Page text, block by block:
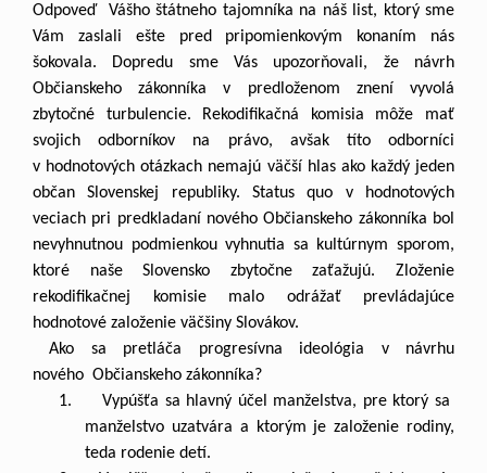
Odpoveď Vášho štátneho tajomníka na náš list, ktorý sme
Vám zaslali ešte pred pripomienkovým konaním nás
šokovala. Dopredu sme Vás upozorňovali, že návrh
Občianskeho zákonníka v predloženom znení vyvolá
zbytočné turbulencie. Rekodifikačná komisia môže mať
svojich odborníkov na právo, avšak títo odborníci
v hodnotových otázkach nemajú väčší hlas ako každý jeden
občan Slovenskej republiky. Status quo v hodnotových
veciach pri predkladaní nového Občianskeho zákonníka bol
nevyhnutnou podmienkou vyhnutia sa kultúrnym sporom,
ktoré naše Slovensko zbytočne zaťažujú. Zloženie
rekodifikačnej komisie malo odrážať prevládajúce
hodnotové založenie väčšiny Slovákov.
Ako sa pretláča progresívna ideológia v návrhu
nového Občianskeho zákonníka?
1. Vypúšťa sa hlavný účel manželstva, pre ktorý sa
manželstvo uzatvára a ktorým je založenie rodiny,
teda rodenie detí.